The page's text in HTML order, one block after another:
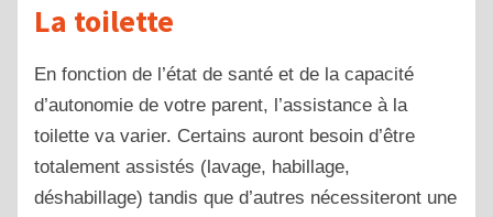
La toilette
En fonction de l’état de santé et de la capacité
d’autonomie de votre parent, l’assistance à la
toilette va varier. Certains auront besoin d’être
totalement assistés (lavage, habillage,
déshabillage) tandis que d’autres nécessiteront une